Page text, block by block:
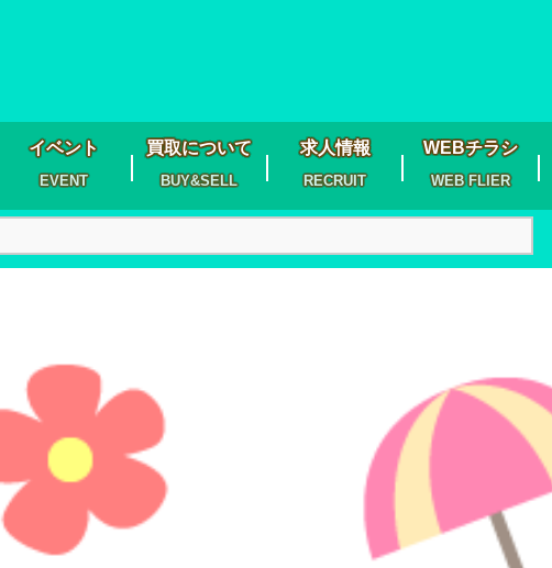
イベント
EVENT
買取について
BUY&SELL
求人情報
RECRUIT
WEBチラシ
WEB FLIER